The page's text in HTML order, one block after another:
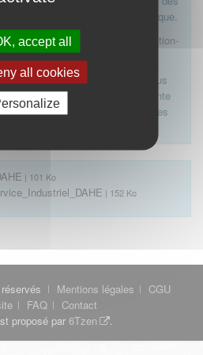
accept all
all cookies
10 du code de la santé publique.
IDAHE V2
https://declaration-
login.action
l’ouverture d’un compte, nous
par mail à l’adresse suivante
selon les procédures
| 101 Ko
| 152 Ko
Mentions légales
CGU
FAQ
Contact
proposé par 6Tzen .